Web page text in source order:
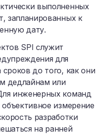
выполненных
запланированных к
дату.
SPI служит
для
до того, как они
дедлайнам или
инженерных команд
измерение
разработки
на ранней